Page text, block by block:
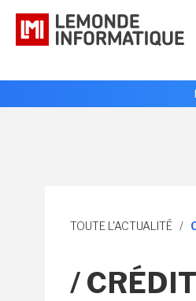
TOUTE L'ACTUALITÉ /
/